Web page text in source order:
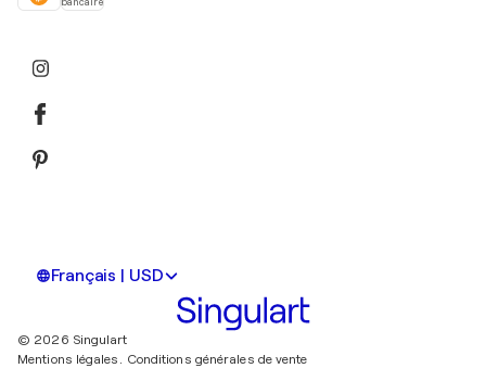
Français | USD
© 2026 Singulart
Mentions légales.
Conditions générales de vente